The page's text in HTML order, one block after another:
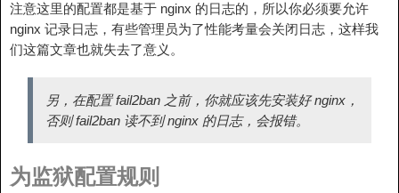
注意这里的配置都是基于 nginx 的日志的，所以你必须要允许
nginx 记录日志，有些管理员为了性能考量会关闭日志，这样我
们这篇文章也就失去了意义。
另，在配置 fail2ban 之前，你就应该先安装好 nginx，
否则 fail2ban 读不到 nginx 的日志，会报错。
为监狱配置规则